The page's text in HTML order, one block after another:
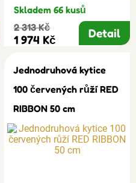
Skladem 66 kusů
2 313 Kč
1 974 Kč Detail
Jednodruhová kytice
100 červených růží RED
RIBBON 50 cm